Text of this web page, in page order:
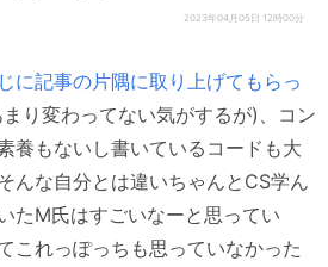
2023年04月05日 12時00分
に記事の片隅に取り上げてもらっ
り変わってない気がするが)、コン
養もないし書いているコードも大
んな自分とは違いちゃんとCS学ん
たM氏はすごいなーと思ってい
これっぽっちも思っていなかった